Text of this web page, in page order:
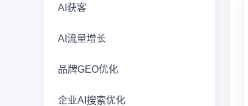
AI获客
AI流量增长
品牌GEO优化
企业AI搜索优化